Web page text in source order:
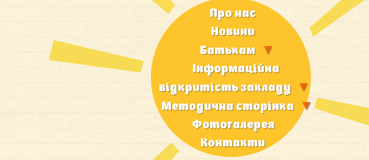
Про нас
Новини
Батькам
Iнформацiйна
вiдкритiсть закладу
Методична сторiнка
Фотогалерея
Контакти